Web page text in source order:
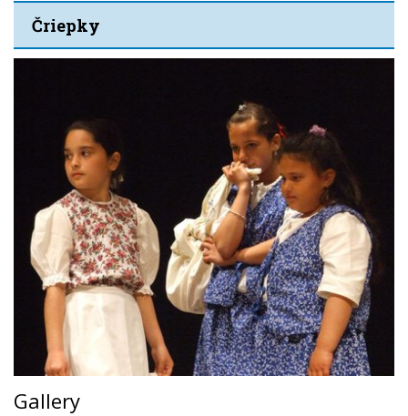
Čriepky
Gallery